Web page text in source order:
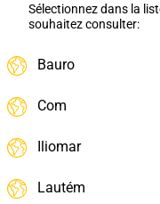
Sélectionnez dans la
souhaitez consulter:
Bauro
Com
Iliomar
Lautém